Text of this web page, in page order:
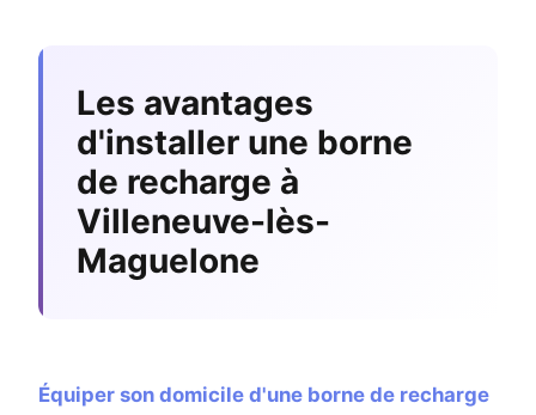
Les avantages
d'installer une borne
de recharge à
Villeneuve-lès-
Maguelone
Équiper son domicile d'une borne de recharge